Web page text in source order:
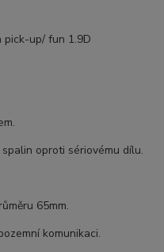
pick-up/ fun 1.9D
oproti sériovému dílu.
65mm.
komunikaci.